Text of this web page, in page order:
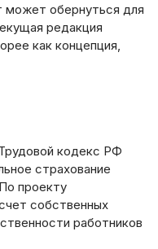
может обернуться для
редакция
как концепция,
кодекс РФ
страхование
проекту
собственных
работников